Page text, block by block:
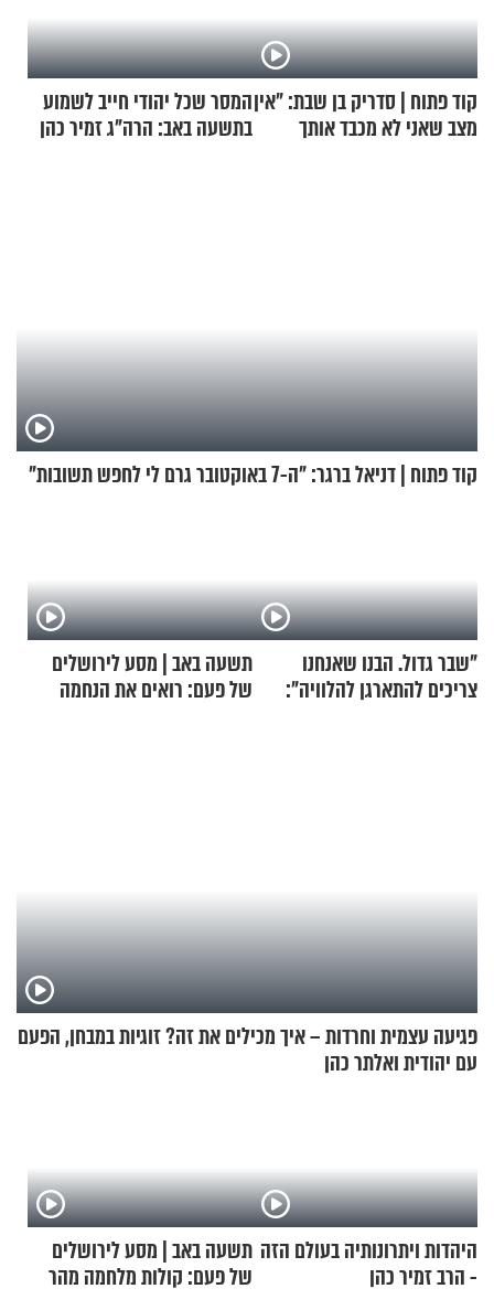
קוד פתוח | סדריק בן שבת: "אין
מצב שאני לא מכבד אותך
המסר שכל יהודי חייב לשמוע
בתשעה באב: הרה"ג זמיר כהן
קוד פתוח | דניאל ברגר: "ה-7 באוקטובר גרם לי לחפש תשובות"
"שבר גדול. הבנו שאנחנו
צריכים להתארגן להלוויה":
תשעה באב | מסע לירושלים
של פעם: רואים את הנחמה
פגיעה עצמית וחרדות – איך מכילים את זה? זוגיות במבחן, הפעם
עם יהודית ואלתר כהן
היהדות ויתרונותיה בעולם הזה
- הרב זמיר כהן
תשעה באב | מסע לירושלים
של פעם: קולות מלחמה מהר